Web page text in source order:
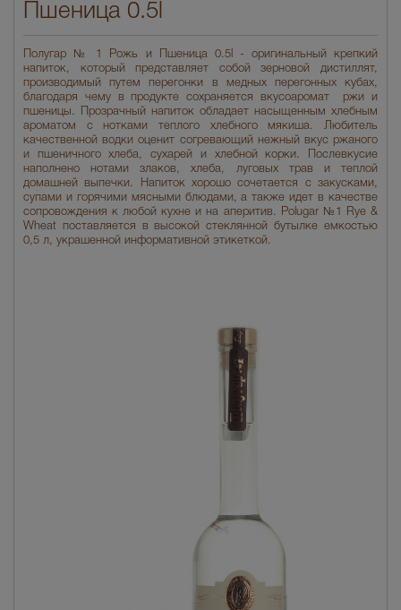
Пшеница 0.5l
Полугар № 1 Рожь и Пшеница 0.5l - оригинальный крепкий
напиток, который представляет собой зерновой дистиллят,
производимый путем перегонки в медных перегонных кубах,
благодаря чему в продукте сохраняется вкусоаромат ржи и
пшеницы. Прозрачный напиток обладает насыщенным хлебным
ароматом с нотками теплого хлебного мякиша. Любитель
качественной водки оценит согревающий нежный вкус ржаного
и пшеничного хлеба, сухарей и хлебной корки. Послевкусие
наполнено нотами злаков, хлеба, луговых трав и теплой
домашней выпечки. Напиток хорошо сочетается с закусками,
супами и горячими мясными блюдами, а также идет в качестве
сопровождения к любой кухне и на аперитив. Polugar №1 Rye &
Wheat поставляется в высокой стеклянной бутылке емкостью
0,5 л, украшенной информативной этикеткой.